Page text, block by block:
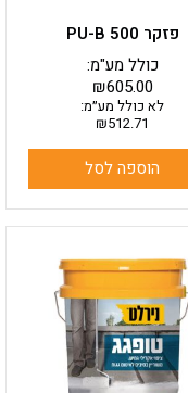
פזקר PU-B 500
₪605.00
כולל מע"מ:
לא כולל מע״מ:
₪512.71
הוספה לסל